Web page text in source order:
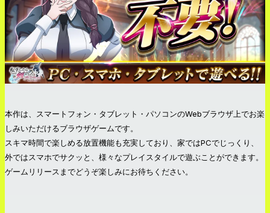
本作は、スマートフォン・タブレット・パソコンのWebブラウザ上でお楽
しみいただけるブラウザゲームです。
スキマ時間で楽しめる放置機能も充実しており、家ではPCでじっくり、
外ではスマホでサクッと、様々なプレイスタイルで遊ぶことができます。
ゲームリリースまでどうぞ楽しみにお待ちください。